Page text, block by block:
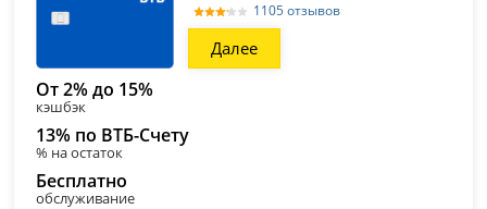
1105 отзывов
Далее
От 2% до 15%
кэшбэк
13% по ВТБ-Счету
% на остаток
Бесплатно
обслуживание